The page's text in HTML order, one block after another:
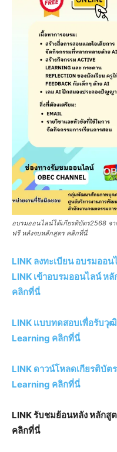
อบรมออนไลน์ได้เกียรติบัตร2568 จ
ฟรี หลังจบหลักสูตร คลิกที่นี่
LINK ลงทะเบียน อบรมออ
LINK เข้าอบรมออนไลน์ ห
คลิกที่นี่
LINK เเบบทดสอบเพื่อรับ
Learning คลิกที่นี่
LINK ดาวน์โหลดเกียรติบัต
Learning คลิกที่นี่
LINK รับชมย้อนหลัง หลักสู
คลิกที่นี่